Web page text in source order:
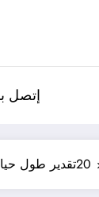
إتصل
20تقدير طول